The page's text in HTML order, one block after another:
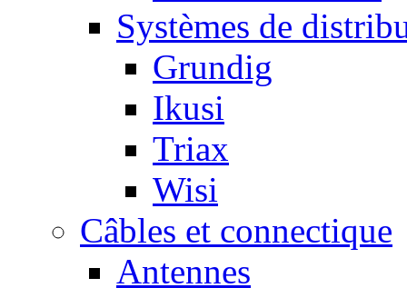
Systèmes de
Grundig
Ikusi
Triax
Wisi
Câbles et connectique
Antennes